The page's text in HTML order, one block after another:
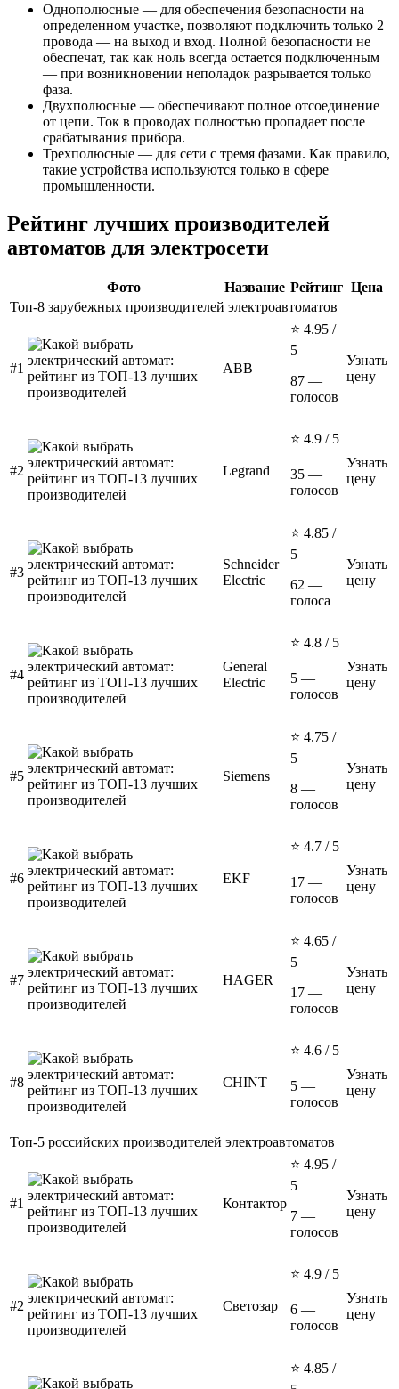
Однополюсные — для обеспечения безопасности на
определенном участке, позволяют подключить только 2
провода — на выход и вход. Полной безопасности не
обеспечат, так как ноль всегда остается подключенным
— при возникновении неполадок разрывается только
фаза.
Двухполюсные — обеспечивают полное отсоединение
от цепи. Ток в проводах полностью пропадает после
срабатывания прибора.
Трехполюсные — для сети с тремя фазами. Как правило,
такие устройства используются только в сфере
промышленности.
Рейтинг лучших производителей
автоматов для электросети
Фото Название Рейтинг Цена
Топ-8 зарубежных производителей электроавтоматов
#1 ABB
⭐ 4.95 /
5
87 —
голосов
Узнать
цену
#2 Legrand
⭐ 4.9 / 5
35 —
голосов
Узнать
цену
#3
Schneider
Electric
⭐ 4.85 /
5
62 —
голоса
Узнать
цену
#4
General
Electric
⭐ 4.8 / 5
5 —
голосов
Узнать
цену
#5 Siemens
⭐ 4.75 /
5
8 —
голосов
Узнать
цену
#6 EKF
⭐ 4.7 / 5
17 —
голосов
Узнать
цену
#7 HAGER
⭐ 4.65 /
5
17 —
голосов
Узнать
цену
#8 CHINT
⭐ 4.6 / 5
5 —
голосов
Узнать
цену
Топ-5 российских производителей электроавтоматов
#1 Контактор
⭐ 4.95 /
5
7 —
голосов
Узнать
цену
#2 Светозар
⭐ 4.9 / 5
6 —
голосов
Узнать
цену
⭐ 4.85 /